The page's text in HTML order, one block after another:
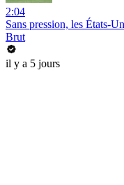
2:04
Sans pression, les États-
Brut
il y a 5 jours